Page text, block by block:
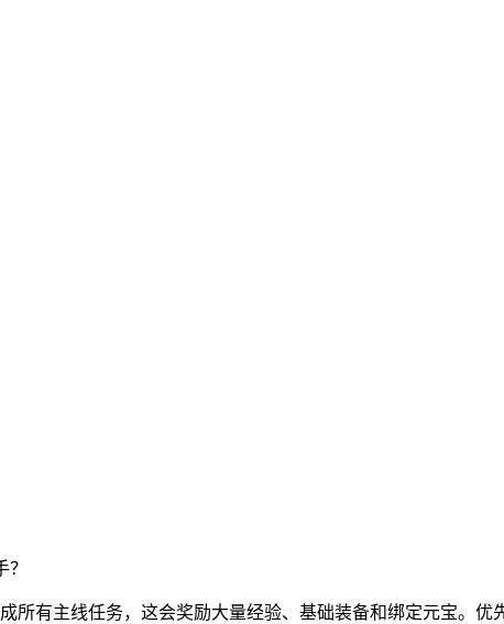
有主线任务，这会奖励大量经验、基础装备和绑定元宝。优